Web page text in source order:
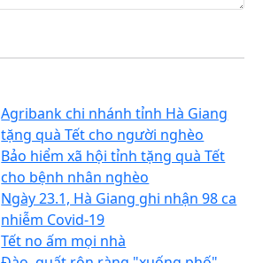
Agribank chi nhánh tỉnh Hà Giang
tặng quà Tết cho người nghèo
Bảo hiểm xã hội tỉnh tặng quà Tết
cho bệnh nhân nghèo
Ngày 23.1, Hà Giang ghi nhận 98 ca
nhiễm Covid-19
Tết no ấm mọi nhà